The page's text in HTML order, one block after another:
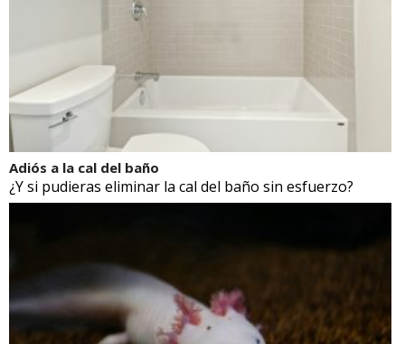
Adiós a la cal del baño
¿Y si pudieras eliminar la cal del baño sin esfuerzo?